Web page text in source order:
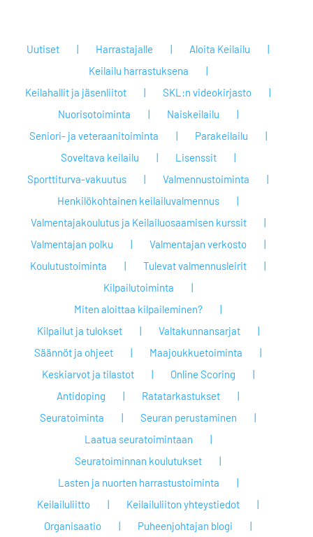
Uutiset Harrastajalle
Aloita Keilailu
Keilailu harrastuksena
Keilahallit ja jäsenliitot
SKL:n videokirjasto
Nuorisotoiminta
Naiskeilailu
Seniori- ja veteraanitoiminta
Parakeilailu
Soveltava keilailu
Lisenssit
Sporttiturva-vakuutus
Valmennustoiminta
Henkilökohtainen keilailuvalmennus
Valmentajakoulutus ja Keilailuosaamisen kurssit
Valmentajan polku
Valmentajan verkosto
Koulutustoiminta
Tulevat valmennusleirit
Kilpailutoiminta
Miten aloittaa kilpaileminen?
Kilpailut ja tulokset
Valtakunnansarjat
Säännöt ja ohjeet
Maajoukkuetoiminta
Keskiarvot ja tilastot
Online Scoring
Antidoping
Ratatarkastukset
Seuratoiminta
Seuran perustaminen
Laatua seuratoimintaan
Seuratoiminnan koulutukset
Lasten ja nuorten harrastustoiminta
Keilailuliitto
Keilailuliiton yhteystiedot
Organisaatio
Puheenjohtajan blogi